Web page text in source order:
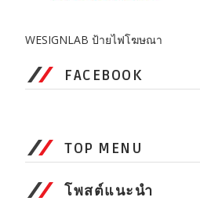
WESIGNLAB ป้ายไฟโฆษณา
FACEBOOK
TOP MENU
โพสต์แนะนำ